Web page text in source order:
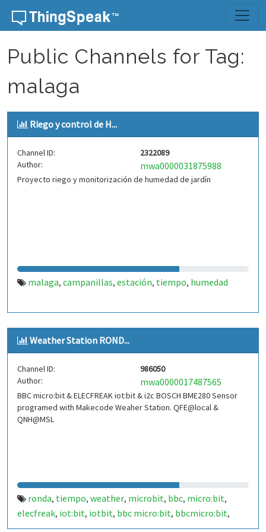
Skip to content
Public Channels for Tag:
malaga
Riego y control de H...
Channel ID:
2322089
Author:
mwa0000031875988
Proyecto riego y monitorización de humedad de jardín
malaga, campanillas, estación, tiempo, humedad
Weather Station ROND...
Channel ID:
986050
Author:
mwa0000017487565
BBC micro:bit & ELECFREAK iot:bit & i2c BOSCH BME280 Sensor
programed with Makecode Weaher Station. QFE@local &
QNH@MSL
ronda, tiempo, weather, microbit, bbc, micro:bit,
elecfreak, iot:bit, iotbit, bbc micro:bit, bbcmicro:bit,
bbcmicrobit,malaga,españa,spain,29400,costa del sol,